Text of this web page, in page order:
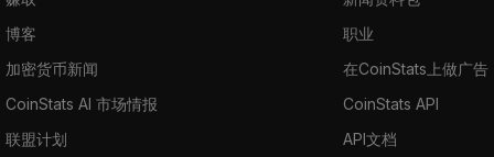
博客
加密货币新闻
CoinStats AI 市场情报
联盟计划
职业
在CoinStats上做广告
CoinStats API
API文档